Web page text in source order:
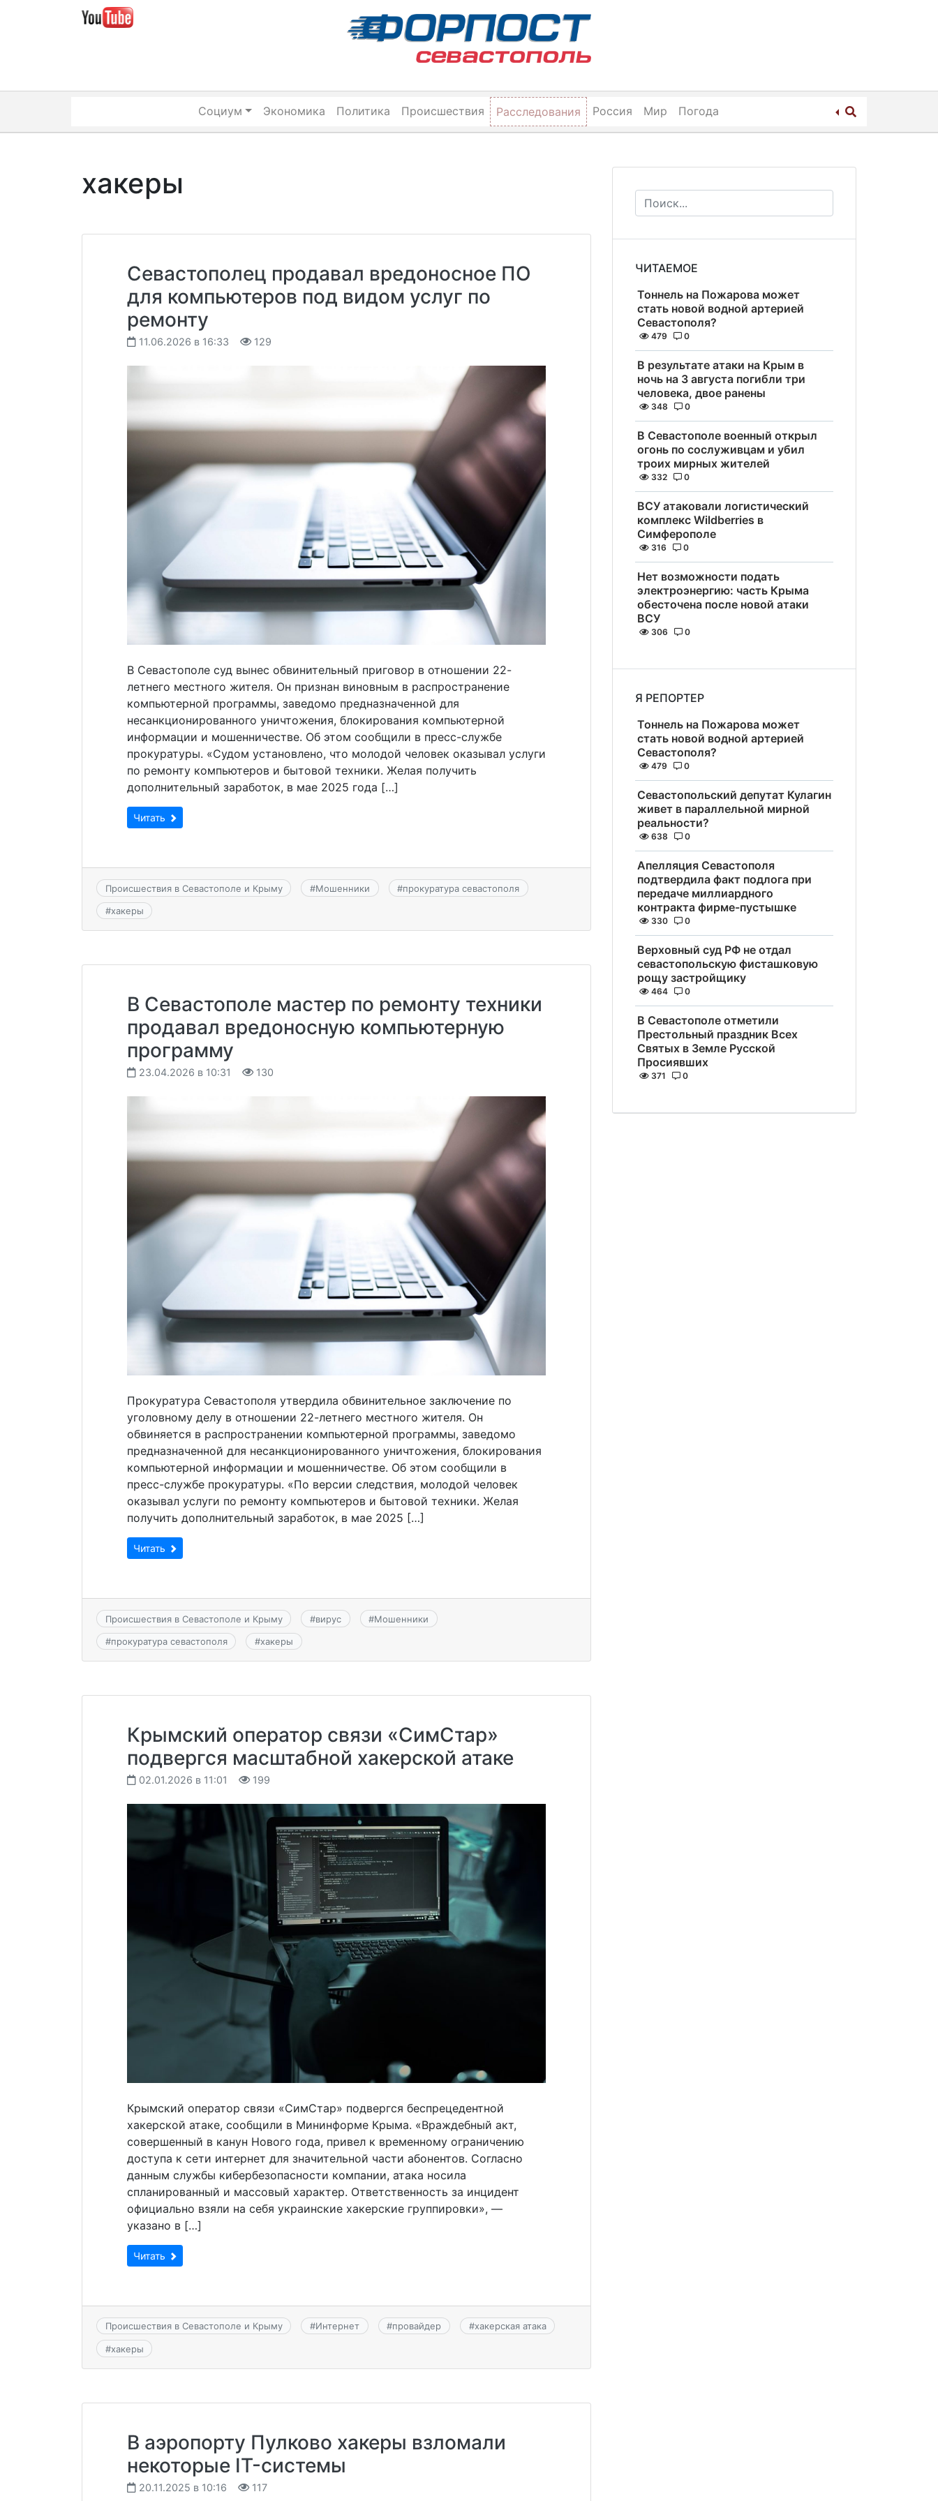
Социум Экономика Политика Происшествия Расследования Россия Мир Погода
хакеры
Севастополец продавал вредоносное ПО
для компьютеров под видом услуг по
ремонту
11.06.2026 в 16:33 129
В Севастополе суд вынес обвинительный приговор в отношении 22-
летнего местного жителя. Он признан виновным в распространение
компьютерной программы, заведомо предназначенной для
несанкционированного уничтожения, блокирования компьютерной
информации и мошенничестве. Об этом сообщили в пресс-службе
прокуратуры. «Судом установлено, что молодой человек оказывал услуги
по ремонту компьютеров и бытовой техники. Желая получить
дополнительный заработок, в мае 2025 года […]
Читать
Происшествия в Севастополе и Крыму #Мошенники #прокуратура севастополя
#хакеры
В Севастополе мастер по ремонту техники
продавал вредоносную компьютерную
программу
23.04.2026 в 10:31 130
Прокуратура Севастополя утвердила обвинительное заключение по
уголовному делу в отношении 22-летнего местного жителя. Он
обвиняется в распространении компьютерной программы, заведомо
предназначенной для несанкционированного уничтожения, блокирования
компьютерной информации и мошенничестве. Об этом сообщили в
пресс-службе прокуратуры. «По версии следствия, молодой человек
оказывал услуги по ремонту компьютеров и бытовой техники. Желая
получить дополнительный заработок, в мае 2025 […]
Читать
Происшествия в Севастополе и Крыму #вирус #Мошенники
#прокуратура севастополя #хакеры
Крымский оператор связи «СимСтар»
подвергся масштабной хакерской атаке
02.01.2026 в 11:01 199
Крымский оператор связи «СимСтар» подвергся беспрецедентной
хакерской атаке, сообщили в Мининформе Крыма. «Враждебный акт,
совершенный в канун Нового года, привел к временному ограничению
доступа к сети интернет для значительной части абонентов. Согласно
данным службы кибербезопасности компании, атака носила
спланированный и массовый характер. Ответственность за инцидент
официально взяли на себя украинские хакерские группировки», —
указано в […]
Читать
Происшествия в Севастополе и Крыму #Интернет #провайдер #хакерская атака
#хакеры
В аэропорту Пулково хакеры взломали
некоторые IT-системы
20.11.2025 в 10:16 117
ЧИТАЕМОЕ
Тоннель на Пожарова может
стать новой водной артерией
Севастополя?
479 0
В результате атаки на Крым в
ночь на 3 августа погибли три
человека, двое ранены
348 0
В Севастополе военный открыл
огонь по сослуживцам и убил
троих мирных жителей
332 0
ВСУ атаковали логистический
комплекс Wildberries в
Симферополе
316 0
Нет возможности подать
электроэнергию: часть Крыма
обесточена после новой атаки
ВСУ
306 0
Я РЕПОРТЕР
Тоннель на Пожарова может
стать новой водной артерией
Севастополя?
479 0
Севастопольский депутат Кулагин
живет в параллельной мирной
реальности?
638 0
Апелляция Севастополя
подтвердила факт подлога при
передаче миллиардного
контракта фирме-пустышке
330 0
Верховный суд РФ не отдал
севастопольскую фисташковую
рощу застройщику
464 0
В Севастополе отметили
Престольный праздник Всех
Святых в Земле Русской
Просиявших
371 0